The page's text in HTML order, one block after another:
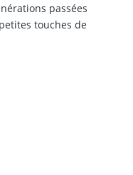
passées
touches de